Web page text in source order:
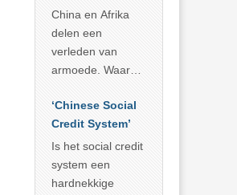
Wat Afrika kan
leren van
China’s
economisch
China en Afrika
delen een
verleden van
armoede. Waar
voorbije veertig
jaar in slaagde
meer dan 800
miljoen mensen
uit de armoede
‘Chinese Social
Credit System’
Is het social credit
system een
hardnekkige